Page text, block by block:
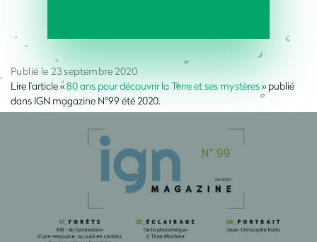
Publié le 23 septembre 2020
Lire l’article «80 ans pour découvrir la Terre et ses mystères» publié
dans IGN magazine N°99 été 2020.